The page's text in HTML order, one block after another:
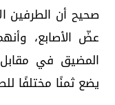
صحيح أن الطرفين
عضّ الأصابع،
المضيق في
يضع ثمنًا مختلفًا